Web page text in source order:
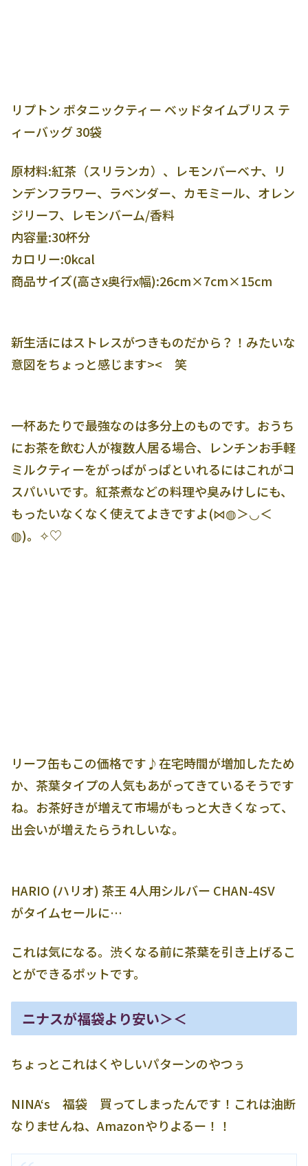
リプトン ボタニックティー ベッドタイムブリス テ
ィーバッグ 30袋
原材料:紅茶（スリランカ）、レモンバーベナ、リ
ンデンフラワー、ラベンダー、カモミール、オレン
ジリーフ、レモンバーム/香料
内容量:30杯分
カロリー:0kcal
商品サイズ(高さx奥行x幅):26cm×7cm×15cm
新生活にはストレスがつきものだから？！みたいな
意図をちょっと感じます>< 笑
一杯あたりで最強なのは多分上のものです。おうち
にお茶を飲む人が複数人居る場合、レンチンお手軽
ミルクティーをがっぱがっぱといれるにはこれがコ
スパいいです。紅茶煮などの料理や臭みけしにも、
もったいなくなく使えてよきですよ(⋈◍＞◡＜
◍)。✧♡
リーフ缶もこの価格です♪在宅時間が増加したため
か、茶葉タイプの人気もあがってきているそうです
ね。お茶好きが増えて市場がもっと大きくなって、
出会いが増えたらうれしいな。
HARIO (ハリオ) 茶王 4人用シルバー CHAN-4SV
がタイムセールに…
これは気になる。渋くなる前に茶葉を引き上げるこ
とができるポットです。
ニナスが福袋より安い＞＜
ちょっとこれはくやしいパターンのやつぅ
NINA‘s 福袋 買ってしまったんです！これは油断
なりませんね、Amazonやりよるー！！